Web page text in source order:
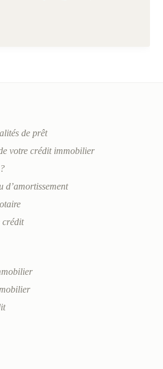
de prêt
votre crédit immobilier
d’amortissement
crédit